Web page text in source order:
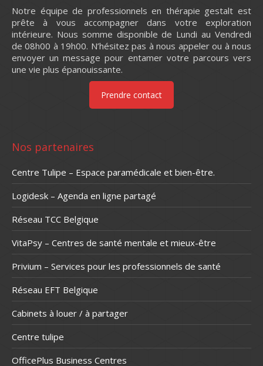
Notre équipe de professionnels en thérapie gestalt est
prête à vous accompagner dans votre exploration
intérieure. Nous somme disponible de Lundi au Vendredi
de 08h00 à 19h00. N’hésitez pas à nous appeler ou à nous
envoyer un message pour entamer votre parcours vers
une vie plus épanouissante.
Prendre contact
Nos partenaires
Centre Tulipe – Espace paramédicale et bien-être.
Logidesk – Agenda en ligne partagé
Réseau TCC Belgique
VitaPsy – Centres de santé mentale et mieux-être
Privium – Services pour les professionnels de santé
Réseau EFT Belgique
Cabinets à louer / à partager
Centre tulipe
OfficePlus Business Centres